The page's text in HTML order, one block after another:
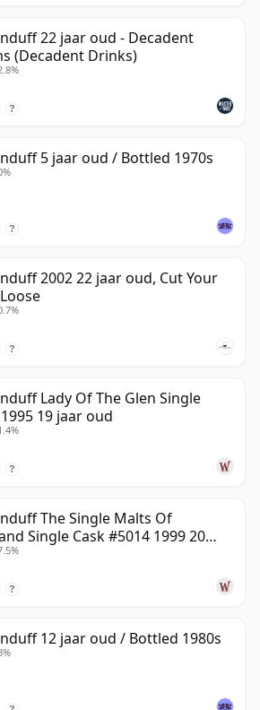
22 jaar oud - Decadent
(Decadent Drinks)
?
5 jaar oud / Bottled 1970s
?
2002 22 jaar oud, Cut Your
?
Lady Of The Glen Single
19 jaar oud
?
The Single Malts Of
Single Cask #5014 1999 20
?
12 jaar oud / Bottled 1980s